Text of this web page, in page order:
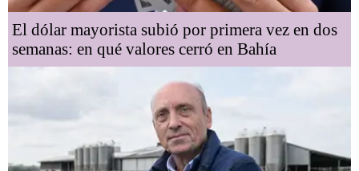
El dólar mayorista subió por primera vez en dos
semanas: en qué valores cerró en Bahía